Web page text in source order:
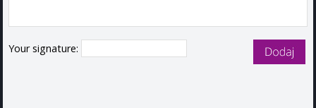
Your signature: